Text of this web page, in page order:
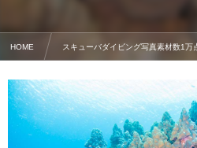
HOME スキューバダイビング写真素材数1万